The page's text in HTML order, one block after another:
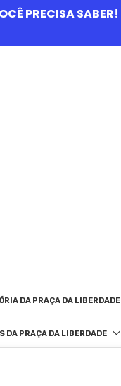
PRECISA SABER!
DA PRAÇA DA LIBERDADE
DA PRAÇA DA LIBERDADE